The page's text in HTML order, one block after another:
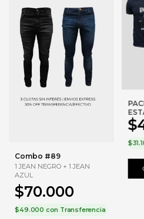
Combo #89
1 JEAN NEGRO + 1 JEAN
AZUL
$70.000
$49.000 con Transferencia